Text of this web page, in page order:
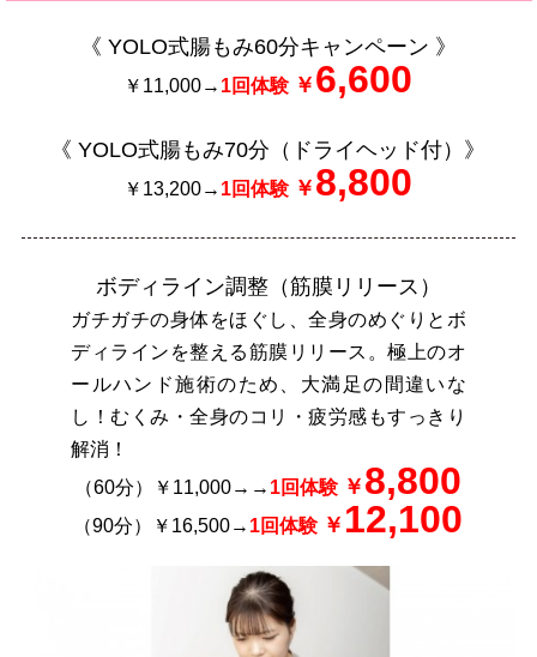
《 YOLO式腸もみ60分キャンペーン 》
￥11,000→ 1回体験 ￥ 6,600
《 YOLO式腸もみ70分（ドライヘッド付）》
￥13,200→ 1回体験 ￥ 8,800
ボディライン調整（筋膜リリース）
ガチガチの身体をほぐし、全身のめぐりとボ
ディラインを整える筋膜リリース。極上のオ
ールハンド施術のため、大満足の間違いな
し！むくみ・全身のコリ・疲労感もすっきり
解消！
（60分）￥11,000→→ 1回体験 ￥ 8,800
（90分）￥16,500→ 1回体験 ￥ 12,100